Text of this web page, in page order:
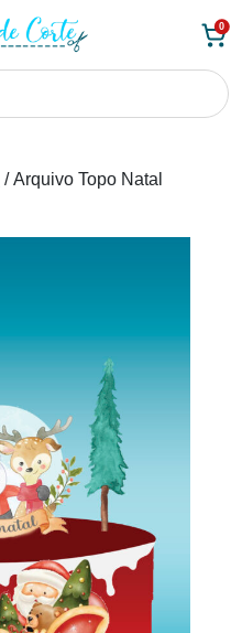
0
/ Arquivo Topo Natal